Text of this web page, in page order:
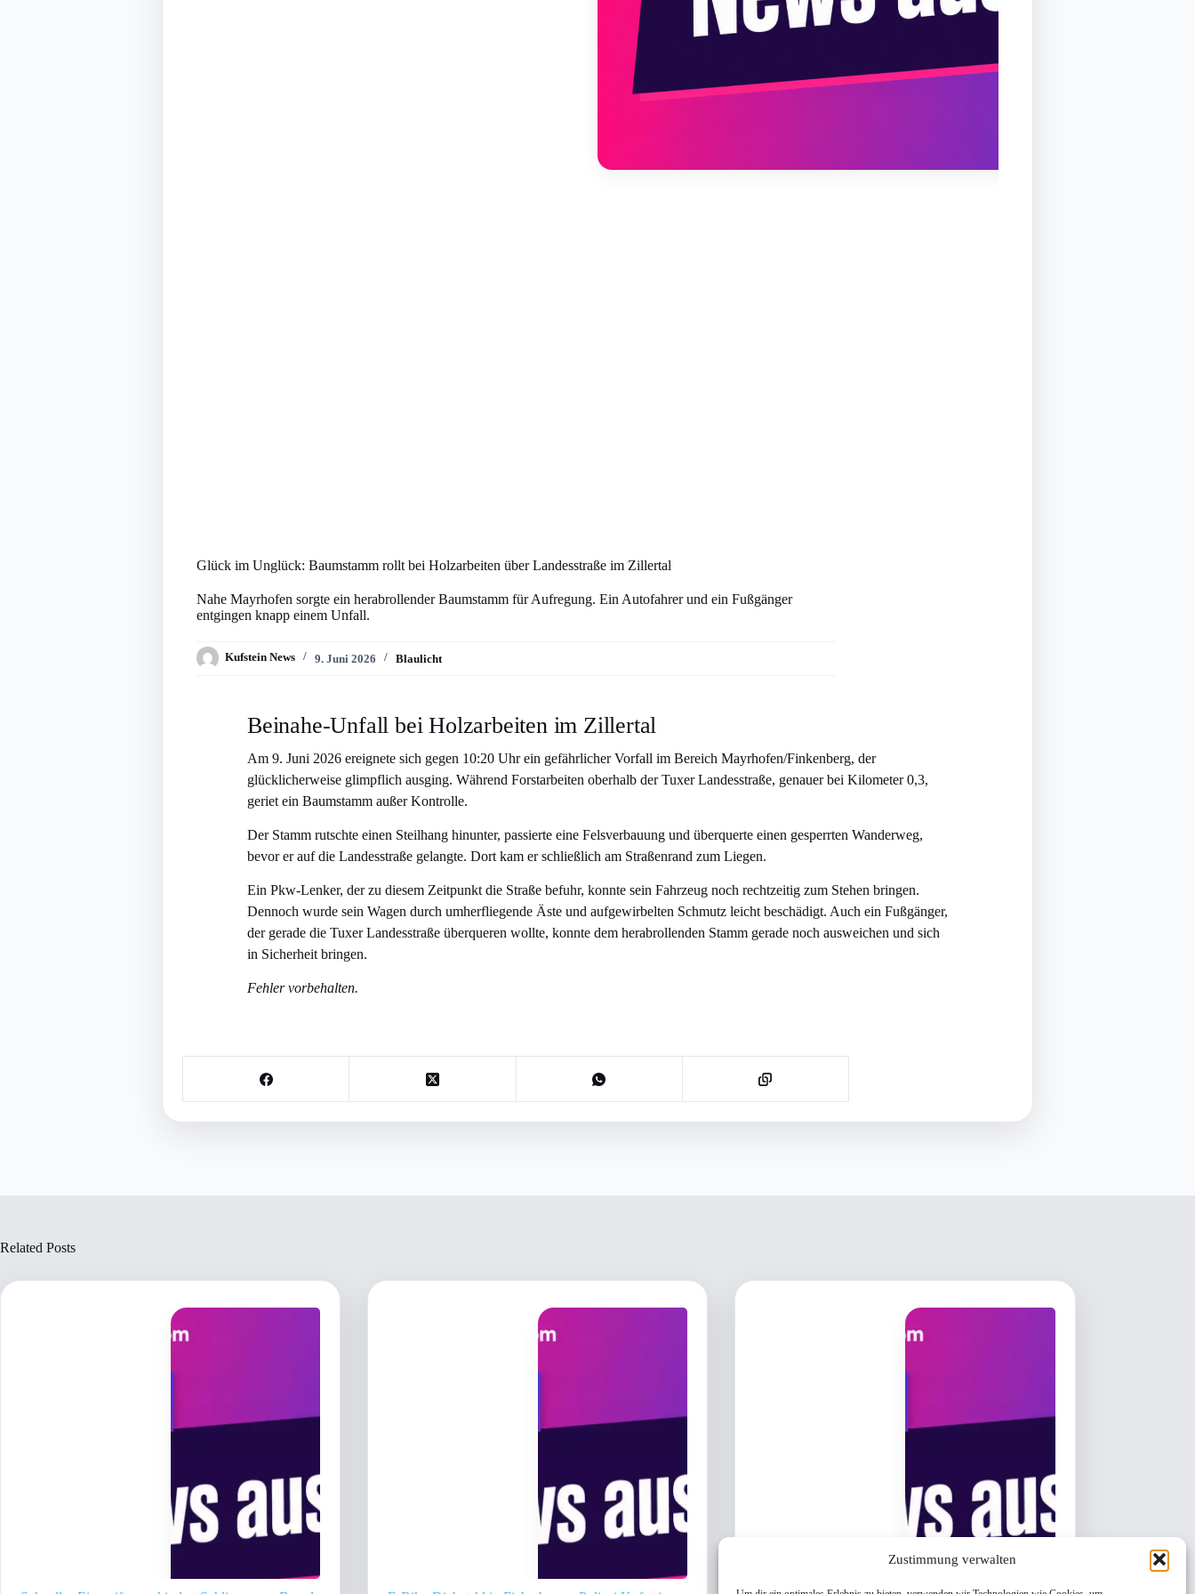
Zustimmung verwalten
Glück im Unglück: Baumstamm rollt bei Holzarbeiten über Landesstraße im Zillertal
Nahe Mayrhofen sorgte ein herabrollender Baumstamm für Aufregung. Ein Autofahrer und ein Fußgänger
entgingen knapp einem Unfall.
Kufstein News 9. Juni 2026 Blaulicht
Beinahe-Unfall bei Holzarbeiten im Zillertal
Am 9. Juni 2026 ereignete sich gegen 10:20 Uhr ein gefährlicher Vorfall im Bereich Mayrhofen/Finkenberg, der
glücklicherweise glimpflich ausging. Während Forstarbeiten oberhalb der Tuxer Landesstraße, genauer bei Kilometer 0,3,
geriet ein Baumstamm außer Kontrolle.
Der Stamm rutschte einen Steilhang hinunter, passierte eine Felsverbauung und überquerte einen gesperrten Wanderweg,
bevor er auf die Landesstraße gelangte. Dort kam er schließlich am Straßenrand zum Liegen.
Ein Pkw-Lenker, der zu diesem Zeitpunkt die Straße befuhr, konnte sein Fahrzeug noch rechtzeitig zum Stehen bringen.
Dennoch wurde sein Wagen durch umherfliegende Äste und aufgewirbelten Schmutz leicht beschädigt. Auch ein Fußgänger,
der gerade die Tuxer Landesstraße überqueren wollte, konnte dem herabrollenden Stamm gerade noch ausweichen und sich
in Sicherheit bringen.
Fehler vorbehalten.
Related Posts